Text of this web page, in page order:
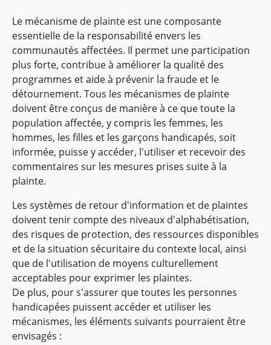
Le mécanisme de plainte est une composante
essentielle de la responsabilité envers les
communautés affectées. Il permet une participation
plus forte, contribue à améliorer la qualité des
programmes et aide à prévenir la fraude et le
détournement. Tous les mécanismes de plainte
doivent être conçus de manière à ce que toute la
population affectée, y compris les femmes, les
hommes, les filles et les garçons handicapés, soit
informée, puisse y accéder, l'utiliser et recevoir des
commentaires sur les mesures prises suite à la
plainte.
Les systèmes de retour d'information et de plaintes
doivent tenir compte des niveaux d'alphabétisation,
des risques de protection, des ressources disponibles
et de la situation sécuritaire du contexte local, ainsi
que de l'utilisation de moyens culturellement
acceptables pour exprimer les plaintes.
De plus, pour s'assurer que toutes les personnes
handicapées puissent accéder et utiliser les
mécanismes, les éléments suivants pourraient être
envisagés :